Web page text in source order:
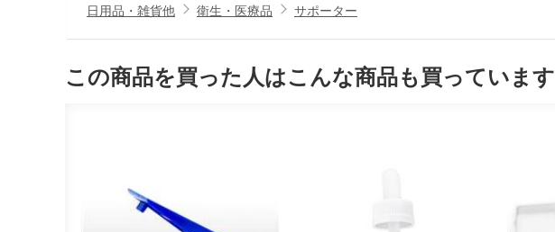
日用品・雑貨他 衛生・医療品 サポーター
この商品を買った人はこんな商品も買っています